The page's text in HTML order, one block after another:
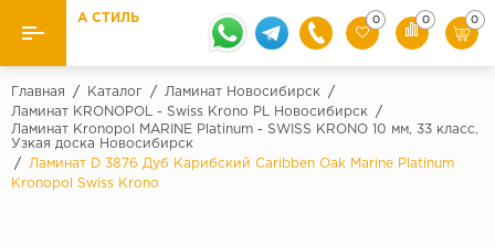
Назад
Ламинат Бренды
Kaindl
Паркетная доска
А СТИЛЬ 0 0 0
Главная / Каталог / Ламинат Новосибирск
/
Ламинат KRONOPOL - Swiss Krono PL Новосибирск
/
Ламинат Kronopol MARINE Platinum - SWISS KRONO 10 мм, 33 класс,
Узкая доска Новосибирск
/
Ламинат D 3876 Дуб Карибский Caribben Oak Marine Platinum
Kronopol Swiss Krono